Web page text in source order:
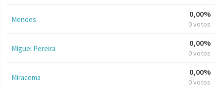
Mendes
0,00%
0 votos
Miguel Pereira
0,00%
0 votos
Miracema
0,00%
0 votos